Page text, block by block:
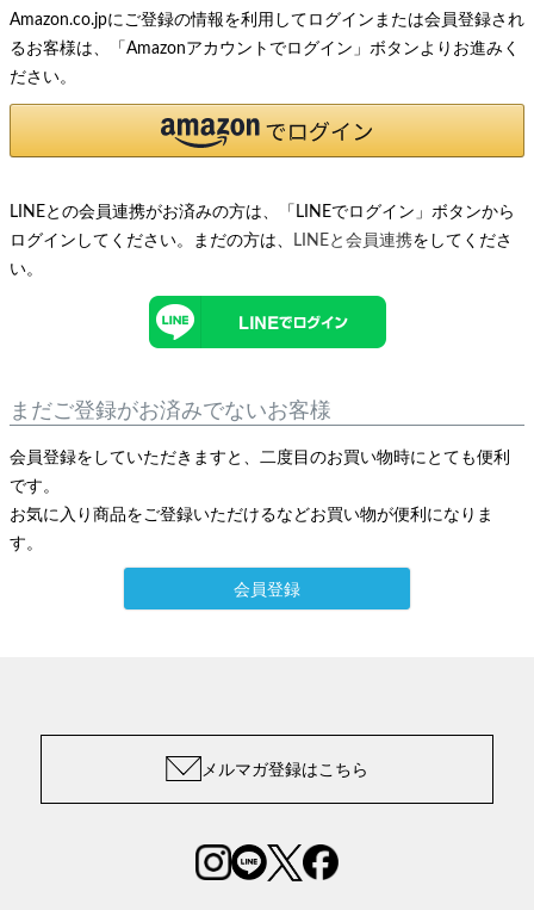
Amazon.co.jpにご登録の情報を利用してログインまたは会員登録され
るお客様は、「Amazonアカウントでログイン」ボタンよりお進みく
ださい。
LINEとの会員連携がお済みの方は、「LINEでログイン」ボタンから
ログインしてください。まだの方は、
LINEと会員連携をしてくださ
い。
まだご登録がお済みでないお客様
会員登録をしていただきますと、二度目のお買い物時にとても便利
です。
お気に入り商品をご登録いただけるなどお買い物が便利になりま
す。
会員登録
メルマガ登録はこちら